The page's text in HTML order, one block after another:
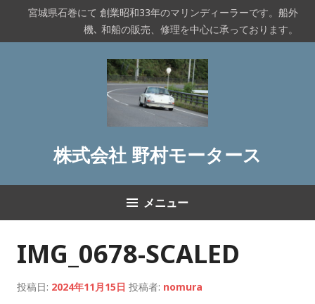
テ
宮城県石巻にて 創業昭和33年のマリンディーラーです。船外
機､ 和船の販売、修理を中心に承っております。
株式会社 野村モータース
メニュー
IMG_0678-SCALED
投稿日: 2024年11月15日 投稿者: nomura